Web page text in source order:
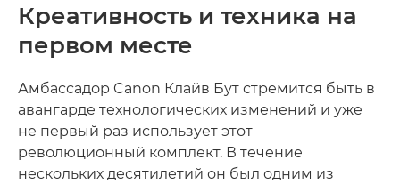
Креативность и техника на
первом месте
Амбассадор Canon Клайв Бут стремится быть в
авангарде технологических изменений и уже
не первый раз использует этот
революционный комплект. В течение
нескольких десятилетий он был одним из